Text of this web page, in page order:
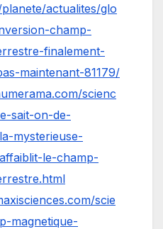
actualites/glo
champ-
finalement-
maintenant-81179/
scienc
sait-on-de-
mysterieuse-
le-champ-
scie
magnetique-